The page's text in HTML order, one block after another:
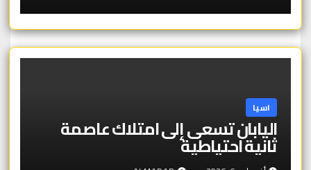
اسيا
اليابان تسعى إلى امتلاك عاصمة
ثانية احتياطية